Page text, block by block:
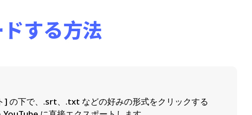
する方法
] の下で、.srt、.txt などの好みの形式をクリックする